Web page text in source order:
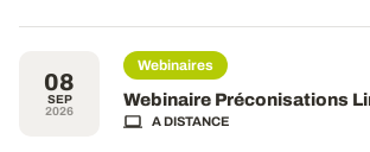
08
SEP
2026
Webinaires
Webinaire Préconisations
A DISTANCE